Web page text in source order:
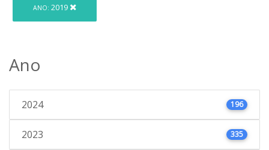
ANO: 2019
Ano
2024 196
2023 335